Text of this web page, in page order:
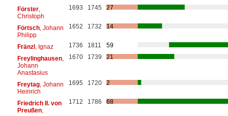
Förster,
Christoph
1693 1745 27
Förtsch, Johann
Philipp
1652 1732 14
Fränzl, Ignaz 1736 1811
59
Freylinghausen,
Johann
Anastasius
1670 1739 21
Freytag, Johann
Heinrich
1695 1720 2
Friedrich II. von
Preußen,
1712 1786 68